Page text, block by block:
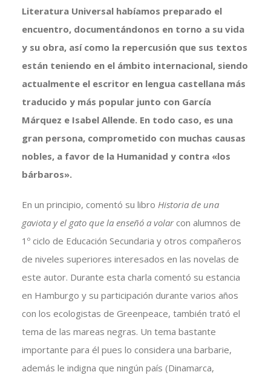
Literatura Universal habíamos preparado el
encuentro, documentándonos en torno a su vida
y su obra, así como la repercusión que sus textos
están teniendo en el ámbito internacional, siendo
actualmente el escritor en lengua castellana más
traducido y más popular junto con García
Márquez e Isabel Allende. En todo caso, es una
gran persona, comprometido con muchas causas
nobles, a favor de la Humanidad y contra «los
bárbaros».
En un principio, comentó su libro Historia de una
gaviota y el gato que la enseñó a volarcon alumnos de
1º ciclo de Educación Secundaria y otros compañeros
de niveles superiores interesados en las novelas de
este autor. Durante esta charla comentó su estancia
en Hamburgo y su participación durante varios años
con los ecologistas de Greenpeace, también trató el
tema de las mareas negras. Un tema bastante
importante para él pues lo considera una barbarie,
además le indigna que ningún país (Dinamarca,